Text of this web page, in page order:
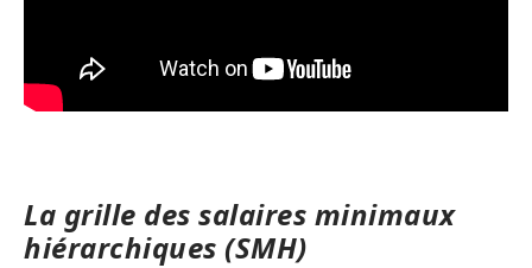
La grille des salaires minimaux
hiérarchiques (SMH)